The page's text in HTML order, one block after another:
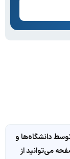
دانشگاه‌ها و
می‌توانید از